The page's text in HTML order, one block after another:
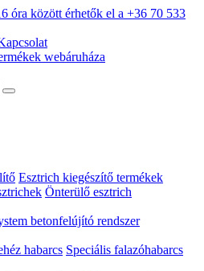
óra között érhetők el a +36 70 533
Esztrich kiegészítő termékek
Önterülő esztrich
betonfelújító rendszer
habarcs Speciális falazóhabarcs